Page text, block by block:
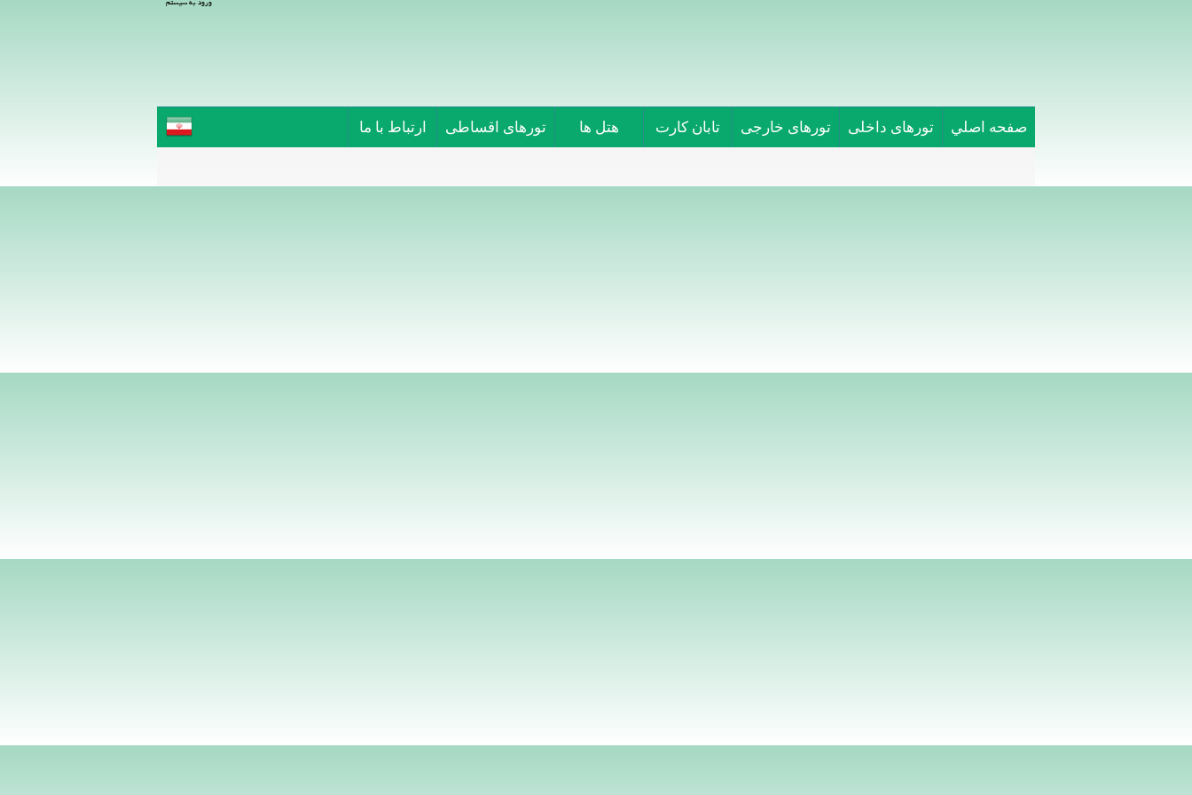
ورود به سیستم
صفحه اصلي تورهای داخلی تورهای خارجی تابان کارت هتل ها تورهای اقساطی ارتباط با ما